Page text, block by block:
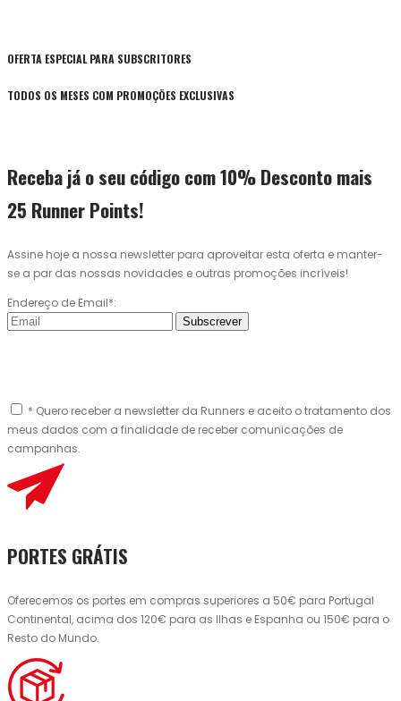
OFERTA ESPECIAL PARA SUBSCRITORES
TODOS OS MESES COM PROMOÇÕES EXCLUSIVAS
Receba já o seu código com 10% Desconto mais
25 Runner Points!
Assine hoje a nossa newsletter para aproveitar esta oferta e manter-
se a par das nossas novidades e outras promoções incríveis!
Endereço de Email*:
Subscrever
* Quero receber a newsletter da Runners e aceito o tratamento dos
meus dados com a finalidade de receber comunicações de
campanhas.
PORTES GRÁTIS
Oferecemos os portes em compras superiores a 50€ para Portugal
Continental, acima dos 120€ para as Ilhas e Espanha ou 150€ para o
Resto do Mundo.